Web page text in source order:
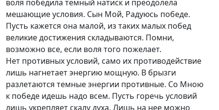
воля победила темный натиск и преодолела
мешающие условия. Сын Мой, Радуюсь победе.
Пусть кажется она малой, из таких малых побед
великие достижения складываются. Помни,
возможно все, если воля того пожелает.
Нет противных условий, само их противодействие
лишь нагнетает энергию мощную. В брызги
разлетаются темные энергии противные. Со Мною
к победе идешь надо всем. Пусть горечь условий
лишь укрепляет скалу духа. Лишь на нее можно